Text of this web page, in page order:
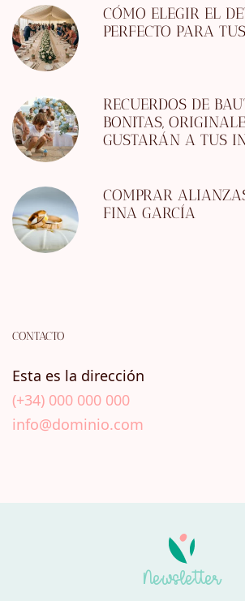
CÓMO ELEGIR EL
PERFECTO PARA
RECUERDOS DE
BONITAS,
GUSTARÁN A TUS
COMPRAR
FINA GARCÍA
CONTACTO
Esta es la dirección
(+34) 000 000 000
info@dominio.com
Newsletter